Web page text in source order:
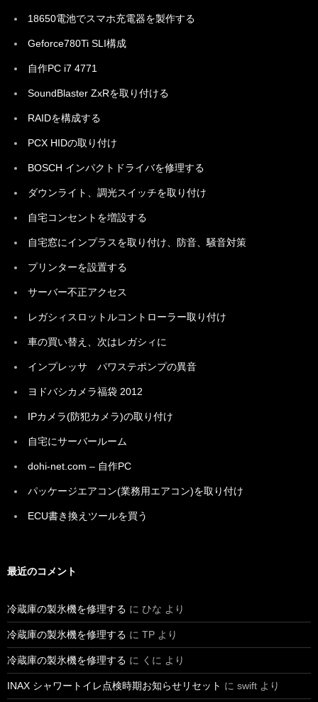
18650電池でスマホ充電器を製作する
Geforce780Ti SLI構成
自作PC i7 4771
SoundBlaster ZxRを取り付ける
RAIDを構成する
PCX HIDの取り付け
BOSCH インパクトドライバを修理する
ダウンライト、調光スイッチを取り付け
自宅コンセントを増設する
自宅窓にインプラスを取り付け、防音、騒音対策
プリンターを設置する
サーバー不正アクセス
レガシィスロットルコントローラー取り付け
車の買い替え、次はレガシィに
インプレッサ パワステポンプの異音
ヨドバシカメラ福袋 2012
IPカメラ(防犯カメラ)の取り付け
自宅にサーバールーム
dohi-net.com – 自作PC
パッケージエアコン(業務用エアコン)を取り付け
ECU書き換えツールを買う
最近のコメント
冷蔵庫の製氷機を修理する に ひな より
冷蔵庫の製氷機を修理する に TP より
冷蔵庫の製氷機を修理する に くに より
INAX シャワートイレ点検時期お知らせリセット に swift より